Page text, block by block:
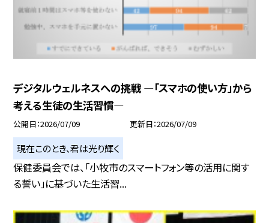
デジタルウェルネスへの挑戦 ―「スマホの使い方」から
考える生徒の生活習慣―
公開日 2026/07/09 更新日 2026/07/09
現在このとき、君は光り輝く
保健委員会では、「小牧市のスマートフォン等の活用に関す
る誓い」に基づいた生活習...